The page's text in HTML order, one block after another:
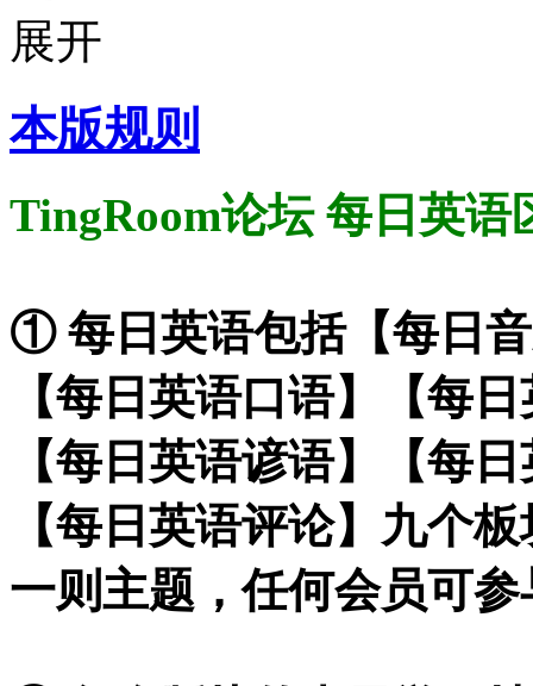
本版规则
TingRoom论坛 每日英语
① 每日英语包括【每日
【每日英语口语】【每
【每日英语谚语】【每
【每日英语评论】九个
一则主题，任何会员可